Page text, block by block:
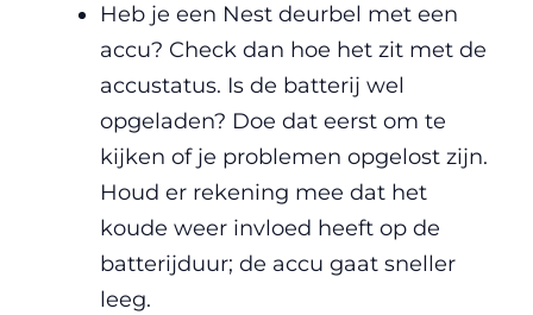
Heb je een Nest deurbel met een
accu? Check dan hoe het zit met de
accustatus. Is de batterij wel
opgeladen? Doe dat eerst om te
kijken of je problemen opgelost zijn.
Houd er rekening mee dat het
koude weer invloed heeft op de
batterijduur; de accu gaat sneller
leeg.